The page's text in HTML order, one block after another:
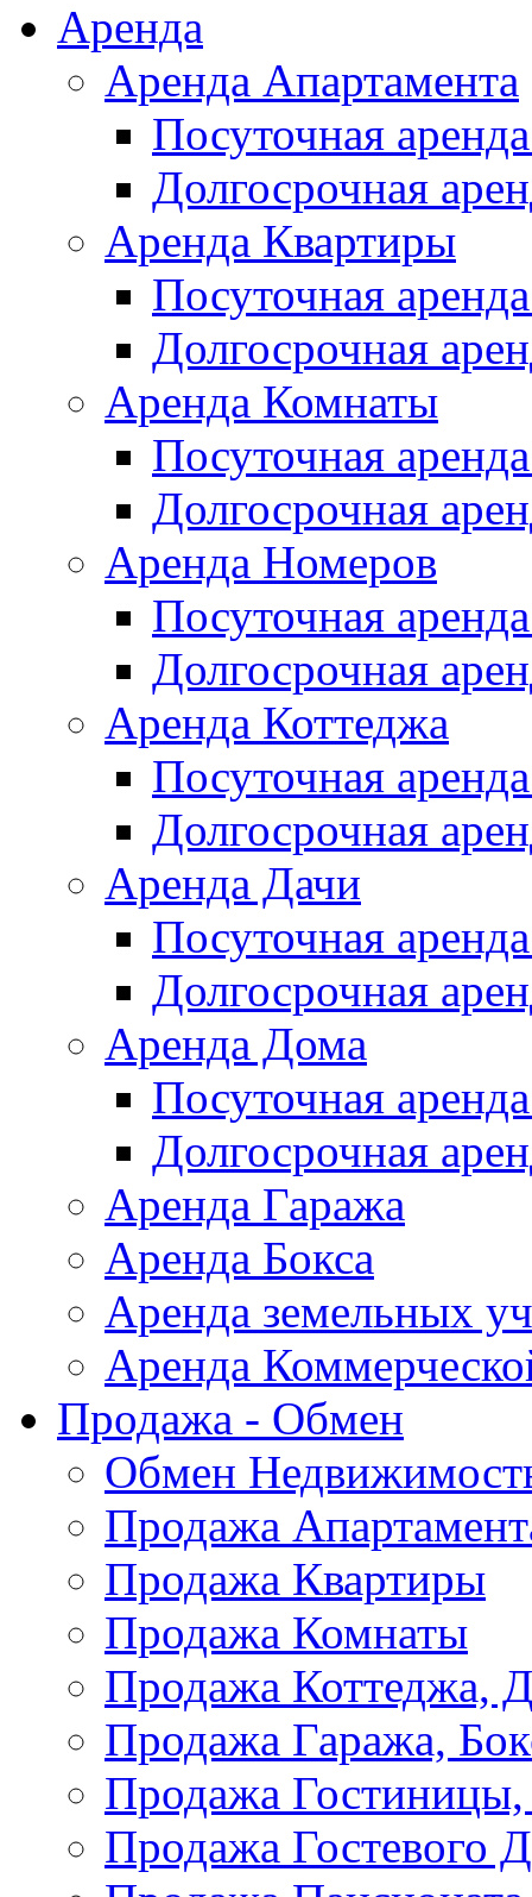
Аренда
Аренда Апартамента
Посуточная
Долгосрочная
Аренда Квартиры
Посуточная
Долгосрочная
Аренда Комнаты
Посуточная
Долгосрочная
Аренда Номеров
Посуточная
Долгосрочная
Аренда Коттеджа
Посуточная
Долгосрочная
Аренда Дачи
Посуточная
Долгосрочная
Аренда Дома
Посуточная
Долгосрочная
Аренда Гаража
Аренда Бокса
Аренда земельных
Аренда
Продажа - Обмен
Обмен
Продажа
Продажа Квартиры
Продажа Комнаты
Продажа Коттеджа,
Продажа Гаража,
Продажа
Продажа Гостевого